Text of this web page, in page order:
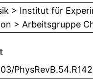
> Institut für
> Arbeitsgruppe